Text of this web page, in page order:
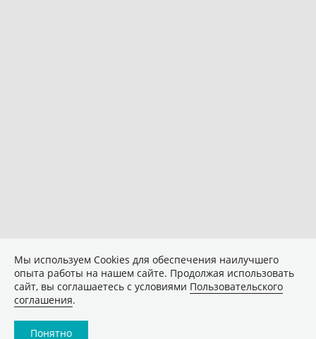
Мы используем Сookies для обеспечения наилучшего
опыта работы на нашем сайте. Продолжая использовать
сайт, вы соглашаетесь с условиями Пользовательского
соглашения.
Понятно